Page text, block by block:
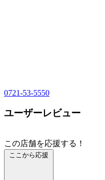
0721-53-5550
ユーザーレビュー
この店舗を応援する！
ここから応援